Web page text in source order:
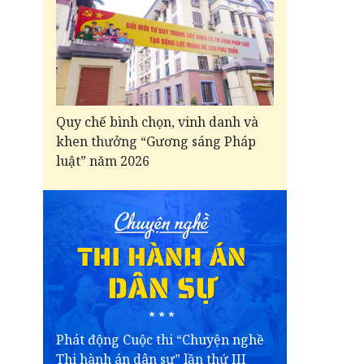
Quy chế bình chọn, vinh danh và
khen thưởng “Gương sáng Pháp
luật” năm 2026
Phát động Cuộc thi “Chuyện nghề
Thi hành án dân sự” lần thứ III